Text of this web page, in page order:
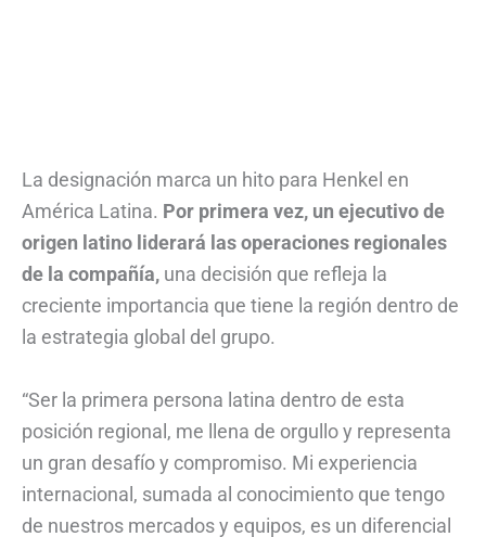
La designación marca un hito para Henkel en
América Latina. Por primera vez, un ejecutivo de
origen latino liderará las operaciones regionales
de la compañía, una decisión que refleja la
creciente importancia que tiene la región dentro de
la estrategia global del grupo.
“Ser la primera persona latina dentro de esta
posición regional, me llena de orgullo y representa
un gran desafío y compromiso. Mi experiencia
internacional, sumada al conocimiento que tengo
de nuestros mercados y equipos, es un diferencial